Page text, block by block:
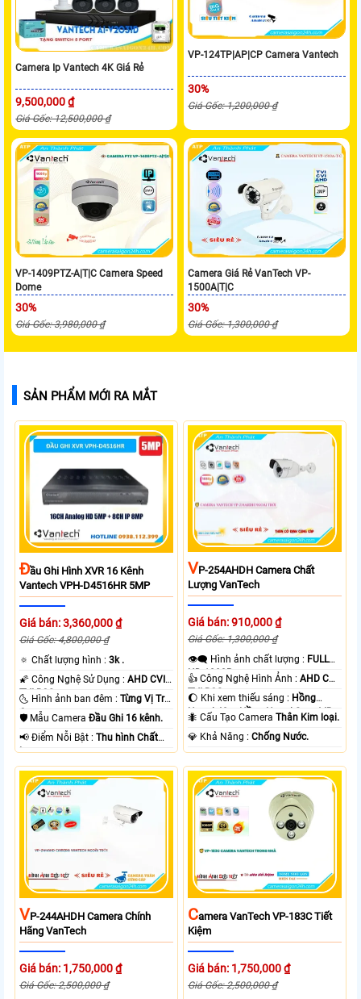
Camera Ip Vantech 4K Giá Rẻ
9,500,000 ₫
Giá Gốc: 12,500,000 ₫
VP-124TP|AP|CP Camera Vantech
30%
Giá Gốc: 1,200,000 ₫
VP-1409PTZ-A|T|C Camera Speed
Dome
30%
Giá Gốc: 3,980,000 ₫
Camera Giá Rẻ VanTech VP-
1500A|T|C
30%
Giá Gốc: 1,300,000 ₫
SẢN PHẨM MỚI RA MẮT
ĐẦu Ghi Hình XVR 16 Kênh
Vantech VPH-D4516HR 5MP
Giá bán: 3,360,000 ₫
Giá Gốc: 4,800,000 ₫
🔅 Chất lượng hình :3k .
🌠 Công Nghệ Sử Dụng :AHD CVI
TVI BCS.
🌜 Hình ảnh ban đêm :Từng Vị Trí
Camera .
🛡 Mẫu CameraĐầu Ghi 16 kênh.
️📢 Điểm Nỗi Bật :Thu hình Chất
Lượng.
VP-254AHDH Camera Chất
Lượng VanTech
Giá bán: 910,000 ₫
Giá Gốc: 1,300,000 ₫
👁️‍🗨 Hình ảnh chất lượng : FULL
HD 1080P .
👍 Công Nghệ Hình Ảnh :AHD CVI
TVI BCS.
🌔 Khi xem thiếu sáng : Hồng
Ngoại 40m Hồng Ngoại Smart IR.
🐜 Cấu Tạo CameraThân Kim loại.
️💎 Khả Năng :Chống Nước.
VP-244AHDH Camera Chính
Hãng VanTech
Giá bán: 1,750,000 ₫
Giá Gốc: 2,500,000 ₫
CAmera VanTech VP-183C Tiết
Kiệm
Giá bán: 1,750,000 ₫
Giá Gốc: 2,500,000 ₫